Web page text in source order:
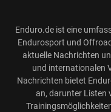
Enduro.de ist eine
Endurosport und
aktuelle Nachrichten
und internationalen
Nachrichten bietet
an, darunter Listen